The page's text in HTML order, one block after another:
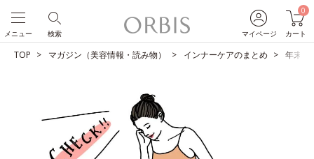
マイページ
0
カート
検索
メニュー
TOP マガジン（美容情報・読み物） インナーケアのまとめ 年末年